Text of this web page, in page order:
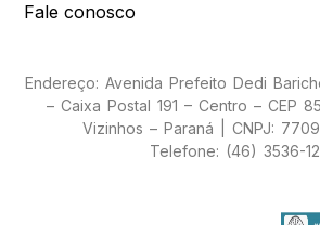
Fale conosco
Endereço: Avenida Prefeito Dedi
– Caixa Postal 191 – Centro – CEP
Vizinhos – Paraná | CNPJ:
Telefone: (46) 3536-